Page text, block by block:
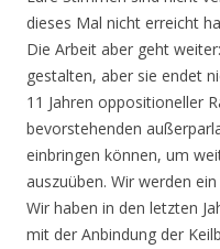
dieses Mal nicht erreicht
Die Arbeit aber geht
gestalten, aber sie endet
11 Jahren oppositioneller
bevorstehenden
einbringen können, um
auszuüben. Wir werden
Wir haben in den letzten
mit der Anbindung der